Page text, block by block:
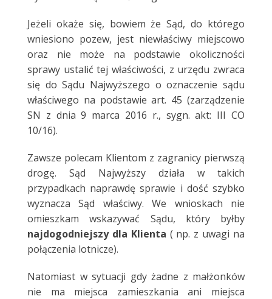
Jeżeli okaże się, bowiem że Sąd, do którego
wniesiono pozew, jest niewłaściwy miejscowo
oraz nie może na podstawie okoliczności
sprawy ustalić tej właściwości, z urzędu zwraca
się do Sądu Najwyższego o oznaczenie sądu
właściwego na podstawie art. 45 (zarządzenie
SN z dnia 9 marca 2016 r., sygn. akt: III CO
10/16).
Zawsze polecam Klientom z zagranicy pierwszą
drogę. Sąd Najwyższy działa w takich
przypadkach naprawdę sprawie i dość szybko
wyznacza Sąd właściwy. We wnioskach nie
omieszkam wskazywać Sądu, który byłby
najdogodniejszy dla Klienta ( np. z uwagi na
połączenia lotnicze).
Natomiast w sytuacji gdy żadne z małżonków
nie ma miejsca zamieszkania ani miejsca